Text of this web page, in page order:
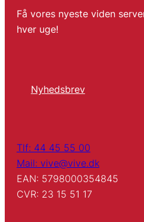
Få vores nyeste viden
hver uge!
Nyhedsbrev
Tlf: 44 45 55 00
Mail: vive@vive.dk
EAN: 5798000354845
CVR: 23 15 51 17